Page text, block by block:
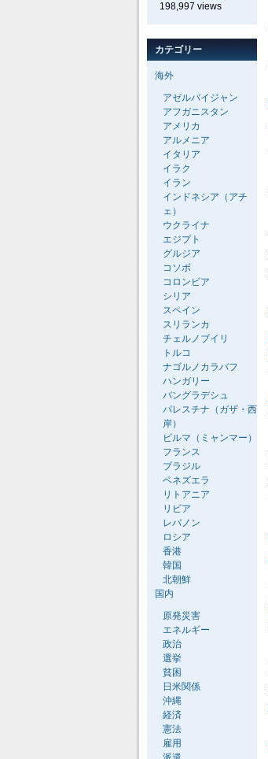
198,997 views
カテゴリー
海外
アゼルバイジャン
アフガニスタン
アメリカ
アルメニア
イタリア
イラク
イラン
インドネシア（アチ
ェ）
ウクライナ
エジプト
グルジア
コソボ
コロンビア
シリア
スペイン
スリランカ
チェルノブイリ
トルコ
ナゴルノカラバフ
ハンガリー
バングラデシュ
パレスチナ（ガザ・西
岸）
ビルマ（ミャンマー）
フランス
ブラジル
ベネズエラ
リトアニア
リビア
レバノン
ロシア
香港
韓国
北朝鮮
国内
原発災害
エネルギー
政治
選挙
貧困
日米関係
沖縄
経済
憲法
雇用